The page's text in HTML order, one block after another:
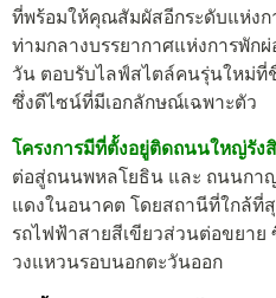
ที่พร้อมให้คุณสัมผัสอีกระดับแห่งก
ท่ามกลางบรรยากาศแห่งการพัก
วัน ตอบรับไลฟ์สไตล์คนรุ่นใหม่
ซึ่งดีไซน์ที่มีเอกลักษณ์เฉพาะตัว
โครงการมีที่ตั้งอยู่ติดถนนใหญ่รัง
ต่อสู่ถนนพหลโยธิน และ ถนนกา
แดงในอนาคต โดยสถานีที่ใกล้ที่
รถไฟฟ้าสายสีเขียวส่วนต่อขยา
วงแหวนรอบนอกตะวันออก